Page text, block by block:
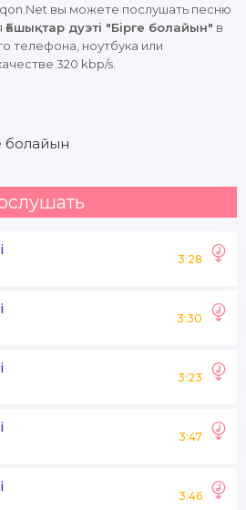
вы можете послушать песню
Ғашықтар дуэті "Бірге болайын" в
телефона, ноутбука или
320 kbp/s.
болайын
3:28
3:30
3:23
3:47
3:46